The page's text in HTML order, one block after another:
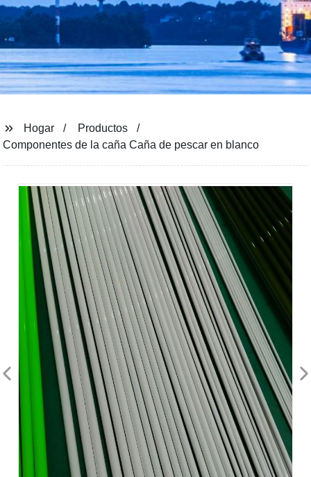
Hogar
Productos
Componentes de la caña Caña de pescar en blanco